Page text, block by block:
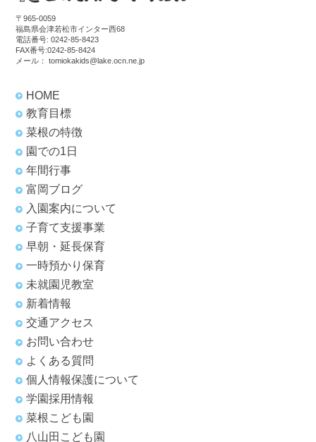
〒965-0059
福島県会津若松市インター西68
電話番号:0242-85-8423
FAX番号:0242-85-8424
メール：tomiokakids@lake.ocn.ne.jp
HOME
教育目標
菜根の特徴
園での1日
年間行事
富岡ブログ
入園案内について
子育て支援事業
早朝・延長保育
一時預かり保育
未就園児教室
新着情報
交通アクセス
お問い合わせ
よくある質問
個人情報保護について
学園採用情報
菜根こども園
八山田こども園